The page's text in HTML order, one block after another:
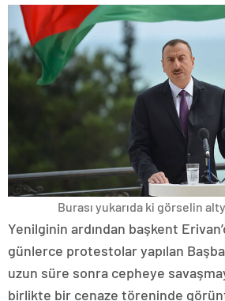
Burası yukarıda ki görselin
Yenilginin ardından başkent
günlerce protestolar yapılan
uzun süre sonra cepheye
birlikte bir cenaze töreninde